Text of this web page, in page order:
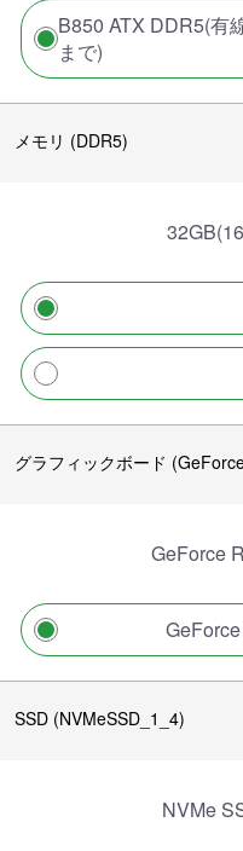
B850 ATX DDR5(有
まで)
メモリ (DDR5)
グラフィックボード
GeForce
SSD (NVMeSSD_1_4)
NVMe